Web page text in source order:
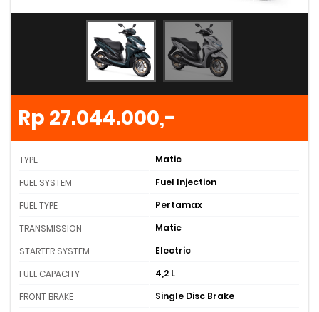
Rp 27.044.000,-
TYPE
Matic
FUEL SYSTEM
Fuel Injection
FUEL TYPE
Pertamax
TRANSMISSION
Matic
STARTER SYSTEM
Electric
FUEL CAPACITY
4,2 L
FRONT BRAKE
Single Disc Brake